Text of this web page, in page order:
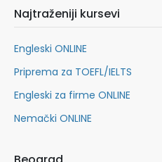
Najtraženiji kursevi
Engleski ONLINE
Priprema za TOEFL/IELTS
Engleski za firme ONLINE
Nemački ONLINE